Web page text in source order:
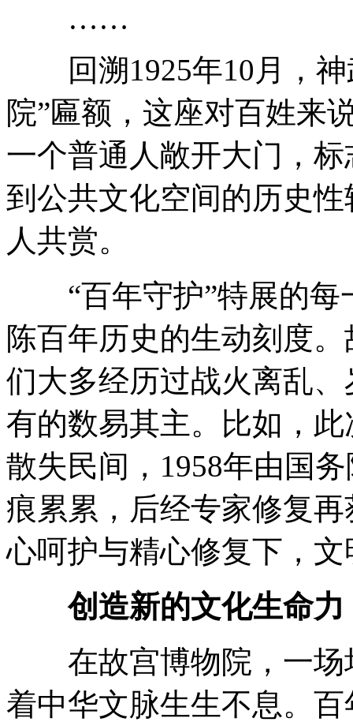
……
回溯1925年10月，神
院”匾额，这座对百姓来
一个普通人敞开大门，
到公共文化空间的历史
人共赏。
“百年守护”特展的每
陈百年历史的生动刻度
们大多经历过战火离乱
有的数易其主。比如，
散失民间，1958年由国
痕累累，后经专家修复
心呵护与精心修复下，
创造新的文化生命力
在故宫博物院，一场
着中华文脉生生不息。